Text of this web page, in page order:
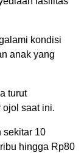
kondisi
anak yang
turut
saat ini.
sekitar 10
hingga Rp80